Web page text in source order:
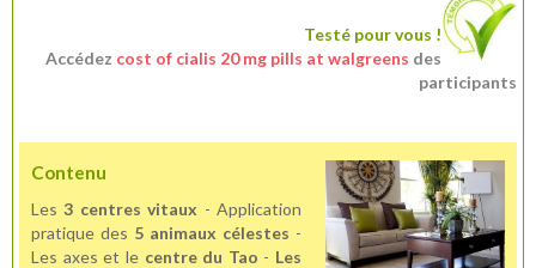
Testé pour vous !
Accédez cost of cialis 20 mg pills at walgreens des
participants
Contenu
Les3 centres vitaux - Application
pratique des 5 animaux célestes -
Les axes et le centre du Tao - Les